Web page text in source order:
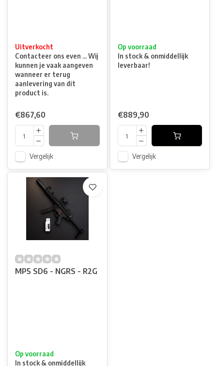
Uitverkocht
Contacteer ons even ... Wij
kunnen je vaak aangeven
wanneer er terug
aanlevering van dit
product is.
€867,60
Vergelijk
Op voorraad
In stock & onmiddellijk
leverbaar!
€889,90
Vergelijk
MP5 SD6 - NGRS - R2G
Op voorraad
In stock & onmiddellijk